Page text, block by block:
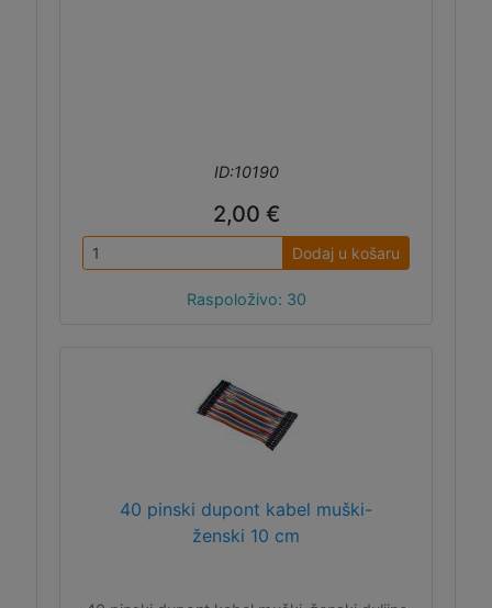
ID:10190
2,00 €
Dodaj u košaru
Raspoloživo: 30
40 pinski dupont kabel muški-
ženski 10 cm